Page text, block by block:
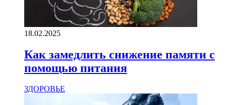
18.02.2025
Как замедлить снижение памяти с
помощью питания
ЗДОРОВЬЕ